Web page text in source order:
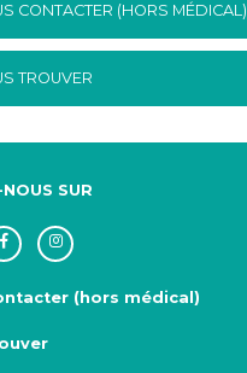
CONTACTER (HORS MÉDICAL)
TROUVER
SUR
(hors médical)